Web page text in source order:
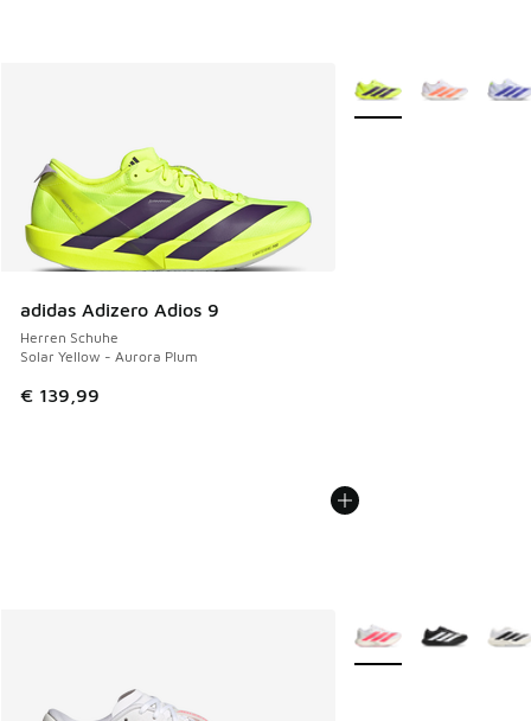
adidas Adizero Adios 9
Herren Schuhe
Solar Yellow - Aurora Plum
€ 139,99
Weitere Farben
Weitere Farben